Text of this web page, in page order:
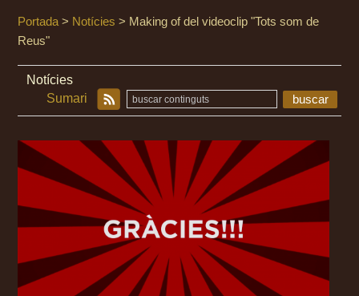
Portada > Notícies > Making of del videoclip "Tots som de
Reus"
Notícies
Sumari
buscar